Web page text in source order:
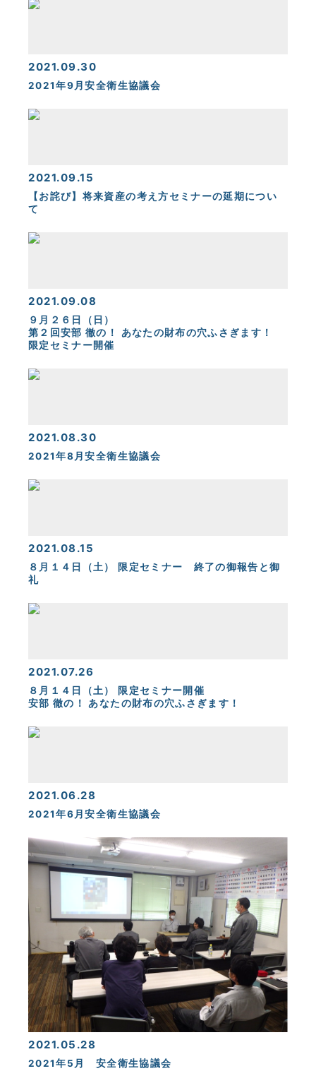
2021.09.30
2021年9月安全衛生協議会
2021.09.15
【お詫び】将来資産の考え方セミナーの延期につい
て
2021.09.08
９月２６日（日）
第２回安部 徹の！ あなたの財布の穴ふさぎます！
限定セミナー開催
2021.08.30
2021年8月安全衛生協議会
2021.08.15
８月１４日（土） 限定セミナー 終了の御報告と御
礼
2021.07.26
８月１４日（土） 限定セミナー開催
安部 徹の！ あなたの財布の穴ふさぎます！
2021.06.28
2021年6月安全衛生協議会
2021.05.28
2021年5月 安全衛生協議会